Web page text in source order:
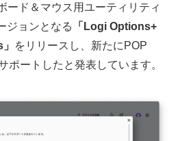
ード＆マウス用ユーティリティ
ジョンとなる
「Logi Options+
をリリースし、新たにPOP
ポートしたと発表しています。